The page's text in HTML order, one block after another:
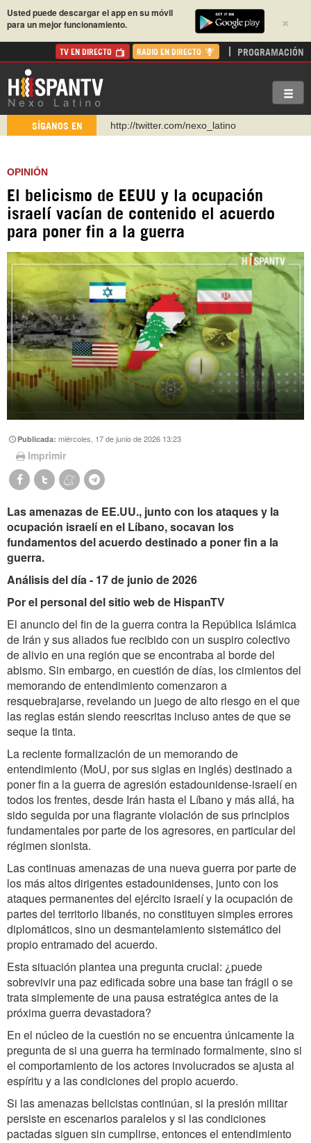
×
Usted puede descargar el app en su móvil
para un mejor funcionamiento.
TV EN DIRECTO RADIO EN DIRECTO PROGRAMACIÓN
SÍGANOS EN
http://twitter.com/nexo_latino
WhatsApp y Viber: +98 921 79 29 404
Instagram como: hispan_tv
https://www.facebook.com/Nexolatino.Canal
https://www.youtube.com/@nexo_latino
OPINIÓN
El belicismo de EEUU y la ocupación
israelí vacían de contenido el acuerdo
para poner fin a la guerra
Publicada:miércoles, 17 de junio de 2026 13:23
Imprimir
Las amenazas de EE.UU., junto con los ataques y la
ocupación israelí en el Líbano, socavan los
fundamentos del acuerdo destinado a poner fin a la
guerra.
Análisis del día - 17 de junio de 2026
Por el personal del sitio web de HispanTV
El anuncio del fin de la guerra contra la República Islámica
de Irán y sus aliados fue recibido con un suspiro colectivo
de alivio en una región que se encontraba al borde del
abismo. Sin embargo, en cuestión de días, los cimientos del
memorando de entendimiento comenzaron a
resquebrajarse, revelando un juego de alto riesgo en el que
las reglas están siendo reescritas incluso antes de que se
seque la tinta.
La reciente formalización de un memorando de
entendimiento (MoU, por sus siglas en inglés) destinado a
poner fin a la guerra de agresión estadounidense-israelí en
todos los frentes, desde Irán hasta el Líbano y más allá, ha
sido seguida por una flagrante violación de sus principios
fundamentales por parte de los agresores, en particular del
régimen sionista.
Las continuas amenazas de una nueva guerra por parte de
los más altos dirigentes estadounidenses, junto con los
ataques permanentes del ejército israelí y la ocupación de
partes del territorio libanés, no constituyen simples errores
diplomáticos, sino un desmantelamiento sistemático del
propio entramado del acuerdo.
Esta situación plantea una pregunta crucial: ¿puede
sobrevivir una paz edificada sobre una base tan frágil o se
trata simplemente de una pausa estratégica antes de la
próxima guerra devastadora?
En el núcleo de la cuestión no se encuentra únicamente la
pregunta de si una guerra ha terminado formalmente, sino si
el comportamiento de los actores involucrados se ajusta al
espíritu y a las condiciones del propio acuerdo.
Si las amenazas belicistas continúan, si la presión militar
persiste en escenarios paralelos y si las condiciones
pactadas siguen sin cumplirse, entonces el entendimiento